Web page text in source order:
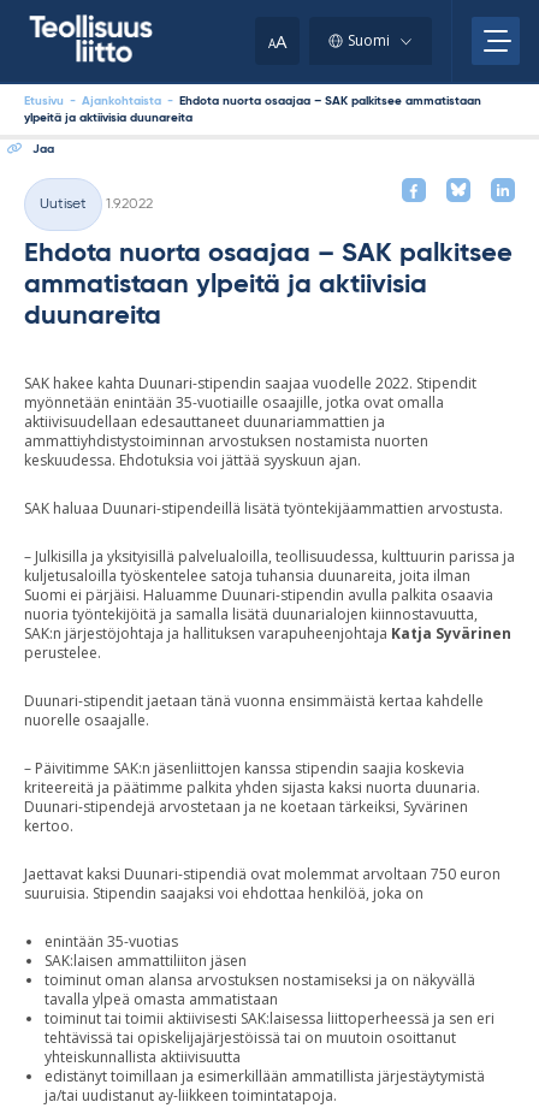
AA Suomi
Etusivu - Ajankohtaista -
Ehdota nuorta osaajaa – SAK palkitsee ammatistaan
ylpeitä ja aktiivisia duunareita
Jaa
Kategoriat
Uutiset
1.9.2022
Ehdota nuorta osaajaa – SAK palkitsee
ammatistaan ylpeitä ja aktiivisia
duunareita
SAK hakee kahta Duunari-stipendin saajaa vuodelle 2022. Stipendit
myönnetään enintään 35-vuotiaille osaajille, jotka ovat omalla
aktiivisuudellaan edesauttaneet duunariammattien ja
ammattiyhdistystoiminnan arvostuksen nostamista nuorten
keskuudessa. Ehdotuksia voi jättää syyskuun ajan.
SAK haluaa Duunari-stipendeillä lisätä työntekijäammattien arvostusta.
– Julkisilla ja yksityisillä palvelualoilla, teollisuudessa, kulttuurin parissa ja
kuljetusaloilla työskentelee satoja tuhansia duunareita, joita ilman
Suomi ei pärjäisi. Haluamme Duunari-stipendin avulla palkita osaavia
nuoria työntekijöitä ja samalla lisätä duunarialojen kiinnostavuutta,
SAK:n järjestöjohtaja ja hallituksen varapuheenjohtaja Katja Syvärinen
perustelee.
Duunari-stipendit jaetaan tänä vuonna ensimmäistä kertaa kahdelle
nuorelle osaajalle.
– Päivitimme SAK:n jäsenliittojen kanssa stipendin saajia koskevia
kriteereitä ja päätimme palkita yhden sijasta kaksi nuorta duunaria.
Duunari-stipendejä arvostetaan ja ne koetaan tärkeiksi, Syvärinen
kertoo.
Jaettavat kaksi Duunari-stipendiä ovat molemmat arvoltaan 750 euron
suuruisia. Stipendin saajaksi voi ehdottaa henkilöä, joka on
enintään 35-vuotias
SAK:laisen ammattiliiton jäsen
toiminut oman alansa arvostuksen nostamiseksi ja on näkyvällä
tavalla ylpeä omasta ammatistaan
toiminut tai toimii aktiivisesti SAK:laisessa liittoperheessä ja sen eri
tehtävissä tai opiskelijajärjestöissä tai on muutoin osoittanut
yhteiskunnallista aktiivisuutta
edistänyt toimillaan ja esimerkillään ammatillista järjestäytymistä
ja/tai uudistanut ay-liikkeen toimintatapoja.
clipboard.)